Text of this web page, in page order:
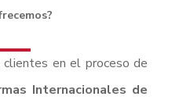
en el proceso de
Internacionales de